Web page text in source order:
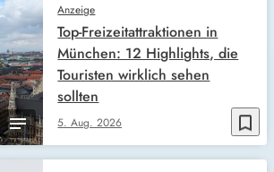
bookmark_border
Anzeige
5. Aug. 2026
Top-Freizeitattraktionen in
München: 12 Highlights, die
Touristen wirklich sehen
sollten